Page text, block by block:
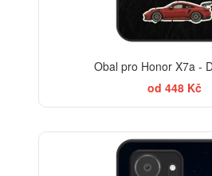
Obal pro Honor X7a -
od 448 Kč